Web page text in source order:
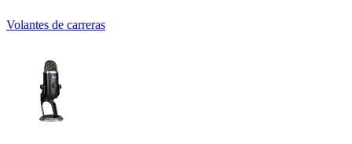
Volantes de carreras